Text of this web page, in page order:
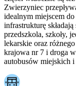
Zwierzyniec
idealnym miejscem
infrastrukturę
przedszkola, szkoły,
lekarskie oraz
krajowa nr 7 i droga
autobusów miejskich